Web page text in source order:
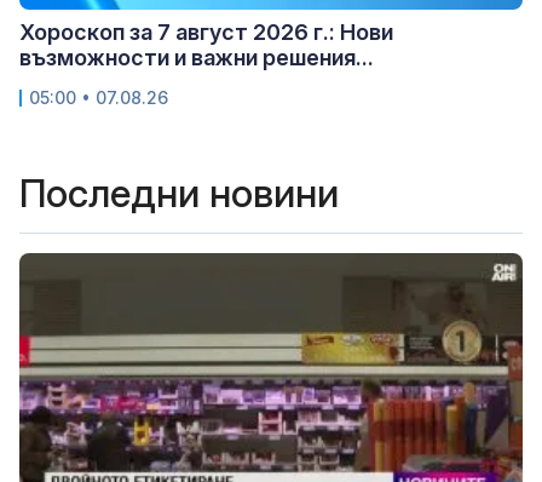
Хороскоп за 7 август 2026 г.: Нови
възможности и важни решения...
05:00 • 07.08.26
Последни новини